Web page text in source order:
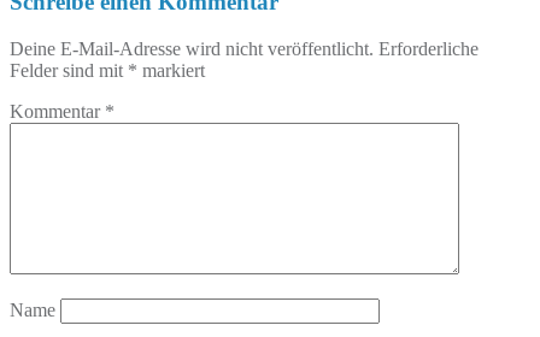
Deine E-Mail-Adresse wird nicht veröffentlicht. Erforderliche
Felder sind mit * markiert
Kommentar *
Name